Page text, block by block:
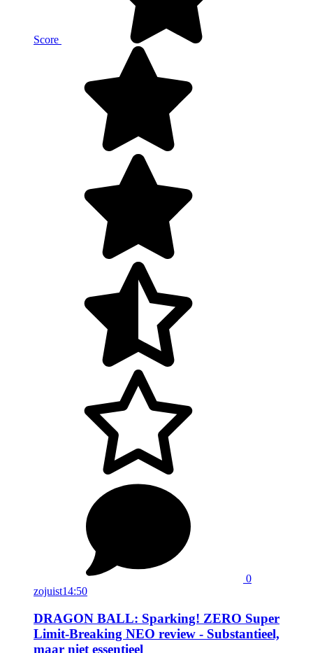
Score
0
zojuist14:50
DRAGON BALL: Sparking! ZERO Super
Limit-Breaking NEO review - Substantieel,
maar niet essentieel